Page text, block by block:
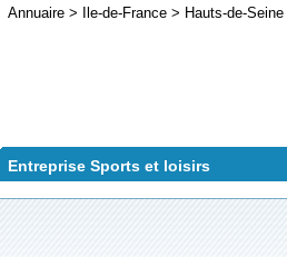
Annuaire > Ile-de-France > Hauts-de-Seine
Entreprise Sports et loisirs